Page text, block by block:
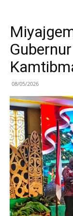
08/05/2026